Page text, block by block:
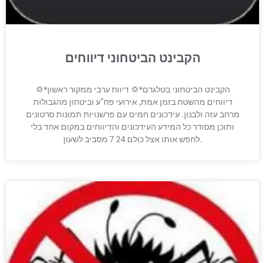
הקבינט הביטחוני דיווחים
💢*הקבינט הביטחוני בטלגרם*💢 דיווח ערבי ממקור ראשון
דיווחים מהשטח בזמן אמת, אירועי פח”ע וביטחון מהגבולות
מרחב עזה ולבנון. עידכונים חמים עם פרשנויות תמונות סרטונים
ותוכן מסודר כל המידע העידכונים והדיווחים במקום אחד בלי
לחפש אותו אצל כולם 24 7 מסביב לשעון.